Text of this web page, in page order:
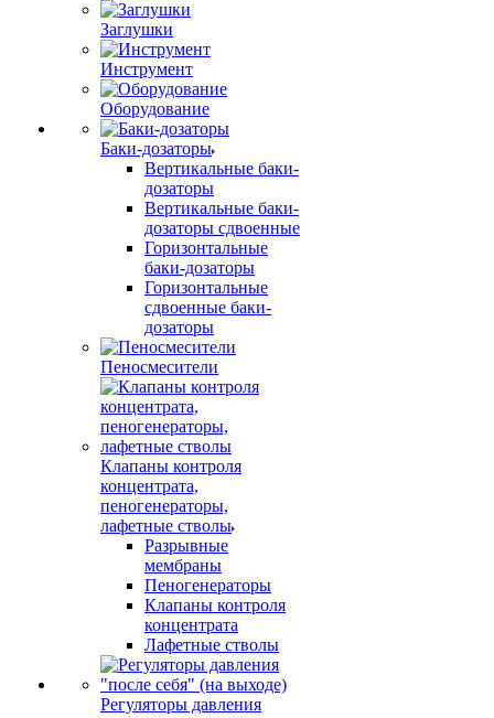
Заглушки
Инструмент
Оборудование
Баки-дозаторы
Вертикальные баки-
дозаторы
Вертикальные баки-
дозаторы сдвоенные
Горизонтальные
баки-дозаторы
Горизонтальные
сдвоенные баки-
дозаторы
Пеносмесители
Клапаны контроля
концентрата,
пеногенераторы,
лафетные стволы
Разрывные
мембраны
Пеногенераторы
Клапаны контроля
концентрата
Лафетные стволы
Регуляторы давления